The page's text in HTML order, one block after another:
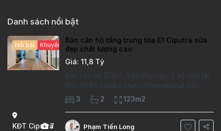
Danh sách nổi bật
KĐT Ciputra
7
Nổi bật Khuyến mại hấp dẫn
Bán căn hộ tầng trung tòa E1 Ciputra sửa
đẹp chất lượng cao
Giá: 11,8 Tỷ
Bán căn hộ 123m², 3 phòng ngủ, 2 vệ sinh tại
khu đô thị Ciputra Hanoi International City.
Căn hộ đã sửa mới kỹ, chất lượng cao, sàn
gỗ, bếp hiện đại, không gian thoáng sáng.
Thông tin căn hộ: Diện tích:
3 2 123m2
Phạm Tiến Long